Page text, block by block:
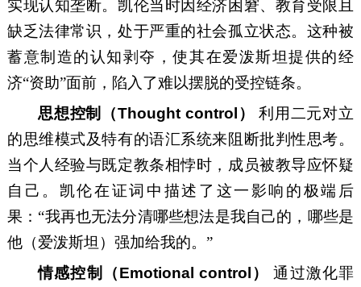
实现认知垄断。凯伦当时因经济困窘、教育受限且
缺乏法律常识，处于严重的社会孤立状态。这种被
蓄意制造的认知剥夺，使其在爱泼斯坦提供的经
济“资助”面前，陷入了难以摆脱的受控链条。
思想控制（Thought control）利用二元对立
的思维模式及特有的语汇系统来阻断批判性思考。
当个人经验与既定教条相悖时，成员被教导应怀疑
自己。凯伦在证词中描述了这一影响的极端后
果：“我再也无法分清哪些想法是我自己的，哪些是
他（爱泼斯坦）强加给我的。”
情感控制（Emotional control）
通过激化罪